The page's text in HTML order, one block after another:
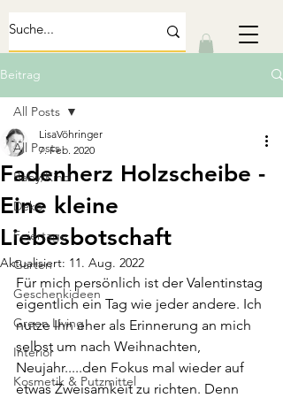
Beitrag
All Posts
Baby/Kind
Deko
Feiertage
Garten
Geschenkideen
Green Living
Interior
Kosmetik & Putzmittel
All Posts
Fadenherz Holzscheibe -
Eine kleine
Liebesbotschaft
LisaVöhringer
7. Feb. 2020
Aktualisiert: 11. Aug. 2022
Für mich persönlich ist der Valentinstag
eigentlich ein Tag wie jeder andere. Ich
nutze Ihn eher als Erinnerung an mich
selbst um nach Weihnachten,
Neujahr.....den Fokus mal wieder auf
etwas Zweisamkeit zu richten. Denn